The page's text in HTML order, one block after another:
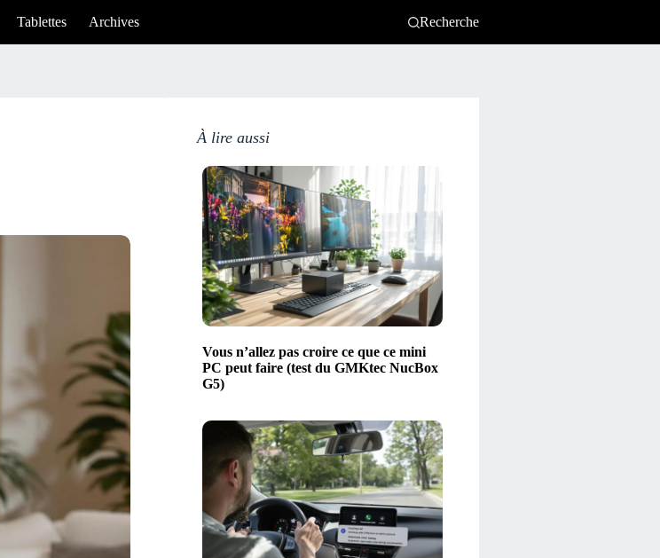
Tablettes Archives Recherche
À lire aussi
Vous n’allez pas croire ce que ce mini
PC peut faire (test du GMKtec NucBox
G5)